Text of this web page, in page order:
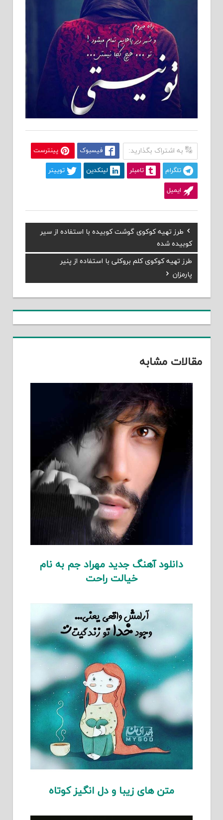
به اشتراک بگذارید: فیسبوک پینترست
تلگرام تامبلر لینکدین توییتر
ایمیل
راهبری
نوشته
Previous
Post:
طرز تهیه کوکوی گوشت کوبیده با استفاده از سیر
کوبیده شده
Next
Post:
طرز تهیه کوکوی کلم بروکلی با استفاده از پنیر
پارمزان
مقالات مشابه
دانلود آهنگ جدید مهراد جم به نام
خیالت راحت
متن های زیبا و دل انگیز کوتاه